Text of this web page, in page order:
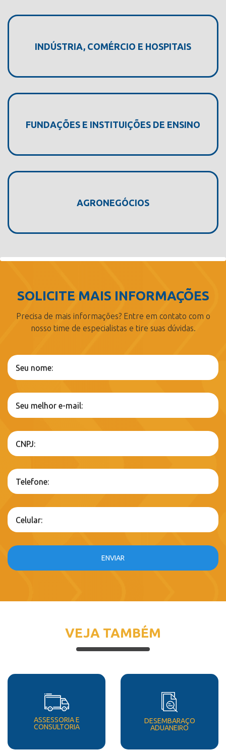
INDÚSTRIA, COMÉRCIO E HOSPITAIS
FUNDAÇÕES E INSTITUIÇÕES DE ENSINO
AGRONEGÓCIOS
SOLICITE MAIS INFORMAÇÕES
Precisa de mais informações? Entre em contato com o
nosso time de especialistas e tire suas dúvidas.
Seu nome:
Seu melhor e-mail:
CNPJ:
Telefone:
Celular:
ENVIAR
VEJA TAMBÉM
ASSESSORIA E
CONSULTORIA
DESEMBARAÇO
ADUANEIRO